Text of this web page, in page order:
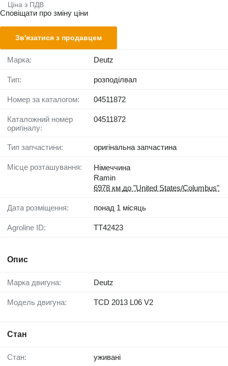
Ціна з ПДВ
Сповіщати про зміну ціни
Зв'язатися з продавцем
Марка: Deutz
Тип: розподілвал
Номер за каталогом: 04511872
Каталожний номер
оригіналу:
04511872
Тип запчастини: оригінальна запчастина
Місце розташування:
Німеччина
Ramin
6978 км до "United States/Columbus"
Дата розміщення: понад 1 місяць
Agroline ID: TT42423
Опис
Марка двигуна: Deutz
Модель двигуна: TCD 2013 L06 V2
Стан
Стан: уживані